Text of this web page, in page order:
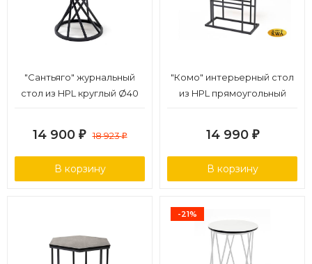
"Сантьяго" журнальный
стол из HPL круглый Ø40
цвет столешницы "черный
мрамор"
14 900 ₽ 18 923₽
В корзину
"Комо" интерьерный стол
из HPL прямоугольный
14 990 ₽
В корзину
-21%